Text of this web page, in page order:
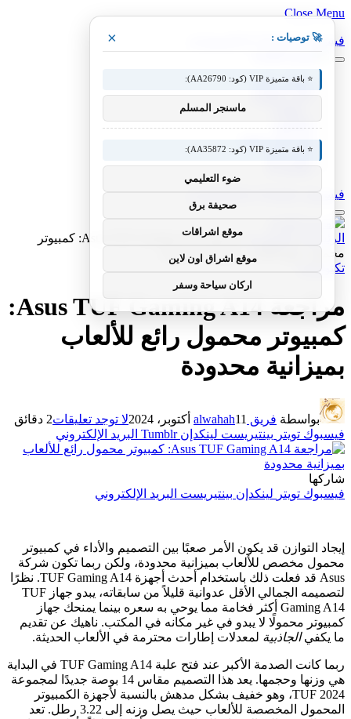
Close Menu
فيسبوك X (Twitter)
مقالات فنية
أخبار التقنية
تطبيقات
كيف صنع
تكنولوجيا
فيسبوك
الرئيسية
مراجعة Asus TUF Gaming A14: كمبيوتر
محمول رائع للألعاب بميزانية محدودة
تكنولوجيا
مراجعة Asus TUF Gaming A14:
كمبيوتر محمول رائع للألعاب
بميزانية محدودة
بواسطة فريق alwahah 11 أكتوبر، 2024 لا توجد تعليقات2 دقائق
فيسبوك تويتر بينتيريست لينكدإن Tumblr البريد الإلكتروني
شاركها
فيسبوك تويتر لينكدإن بينتيريست البريد الإلكتروني
إيجاد التوازن قد يكون الأمر صعبًا بين التصميم والأداء في كمبيوتر
محمول مخصص للألعاب بميزانية محدودة، ولكن ربما تكون شركة
Asus قد فعلت ذلك باستخدام أحدث أجهزة TUF Gaming A14. نظرًا
لتصميمه الجمالي الأقل عدوانية قليلاً من سابقاته، يبدو جهاز TUF
Gaming A14 أكثر فخامة مما يوحي به سعره بينما يمنحك جهاز
كمبيوتر محمولًا لا يبدو في غير مكانه في المكتب. ناهيك عن تقديم
ما يكفيالجاذبية لمعدلات إطارات محترمة في الألعاب الحديثة.
ربما كانت الصدمة الأكبر عند فتح علبة TUF Gaming A14 في البداية
هي وزنها وحجمها. يعد هذا التصميم مقاس 14 بوصة جديدًا لمجموعة
2024 TUF، وهو خفيف بشكل مدهش بالنسبة لأجهزة الكمبيوتر
المحمول المخصصة للألعاب حيث يصل وزنه إلى 3.22 رطل. تعد
🚀 توصيات : ×
⭐ باقة متميزة VIP (كود: AA26790):
ماسنجر المسلم
⭐ باقة متميزة VIP (كود: AA35872):
ضوء التعليمي
صحيفة برق
موقع اشراقات
موقع اشراق اون لاين
اركان سياحة وسفر